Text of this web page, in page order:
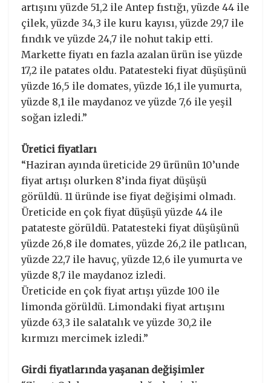
artışını yüzde 51,2 ile Antep fıstığı, yüzde 44 ile
çilek, yüzde 34,3 ile kuru kayısı, yüzde 29,7 ile
fındık ve yüzde 24,7 ile nohut takip etti.
Markette fiyatı en fazla azalan ürün ise yüzde
17,2 ile patates oldu. Patatesteki fiyat düşüşünü
yüzde 16,5 ile domates, yüzde 16,1 ile yumurta,
yüzde 8,1 ile maydanoz ve yüzde 7,6 ile yeşil
soğan izledi.”
Üretici fiyatları
“Haziran ayında üreticide 29 ürünün 10’unde
fiyat artışı olurken 8’inda fiyat düşüşü
görüldü. 11 üründe ise fiyat değişimi olmadı.
Üreticide en çok fiyat düşüşü yüzde 44 ile
patateste görüldü. Patatesteki fiyat düşüşünü
yüzde 26,8 ile domates, yüzde 26,2 ile patlıcan,
yüzde 22,7 ile havuç, yüzde 12,6 ile yumurta ve
yüzde 8,7 ile maydanoz izledi.
Üreticide en çok fiyat artışı yüzde 100 ile
limonda görüldü. Limondaki fiyat artışını
yüzde 63,3 ile salatalık ve yüzde 30,2 ile
kırmızı mercimek izledi.”
Girdi fiyatlarında yaşanan değişimler